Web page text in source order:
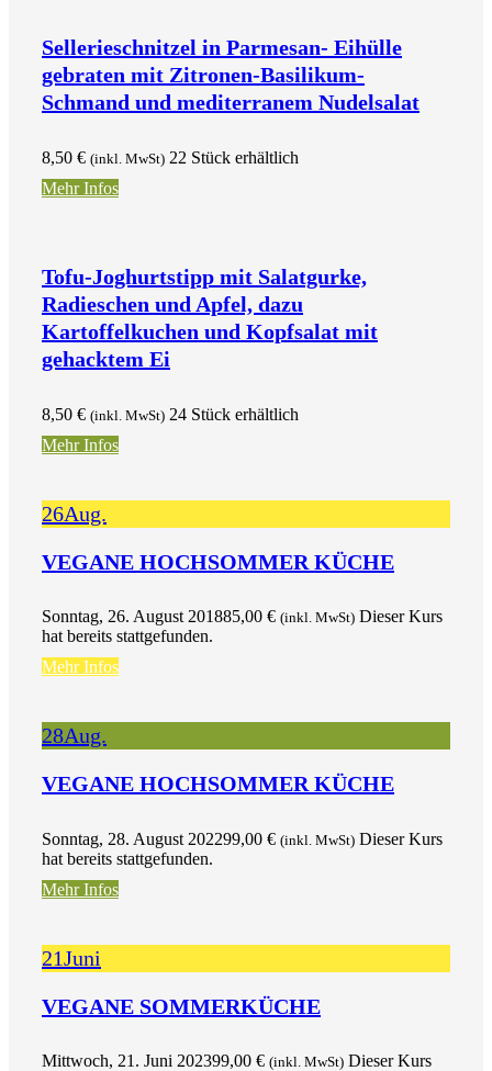
Sellerieschnitzel in Parmesan- Eihülle
gebraten mit Zitronen-Basilikum-
Schmand und mediterranem Nudelsalat
8,50 € (inkl. MwSt) 22 Stück erhältlich
Mehr Infos
Tofu-Joghurtstipp mit Salatgurke,
Radieschen und Apfel, dazu
Kartoffelkuchen und Kopfsalat mit
gehacktem Ei
8,50 € (inkl. MwSt) 24 Stück erhältlich
Mehr Infos
26Aug.
VEGANE HOCHSOMMER KÜCHE
Sonntag, 26. August 201885,00 € (inkl. MwSt) Dieser Kurs
hat bereits stattgefunden.
Mehr Infos
28Aug.
VEGANE HOCHSOMMER KÜCHE
Sonntag, 28. August 202299,00 € (inkl. MwSt) Dieser Kurs
hat bereits stattgefunden.
Mehr Infos
21Juni
VEGANE SOMMERKÜCHE
Mittwoch, 21. Juni 202399,00 € (inkl. MwSt) Dieser Kurs